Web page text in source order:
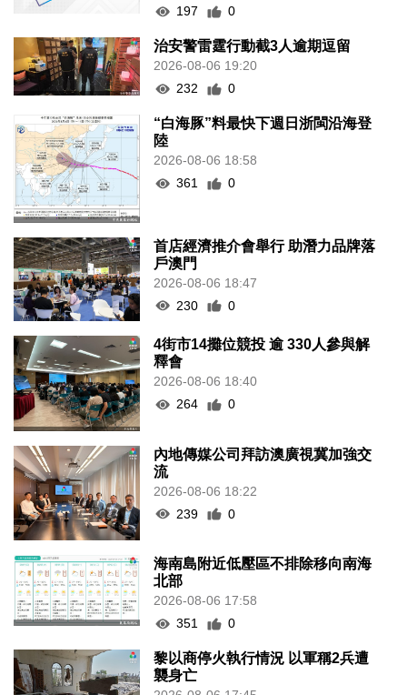
197
0
治安警雷霆行動截3人逾期逗留
2026-08-06 19:20
232
0
“白海豚”料最快下週日浙閩沿海登
陸
2026-08-06 18:58
361
0
首店經濟推介會舉行 助潛力品牌落
戶澳門
2026-08-06 18:47
230
0
4街市14攤位競投 逾 330人參與解
釋會
2026-08-06 18:40
264
0
內地傳媒公司拜訪澳廣視冀加強交
流
2026-08-06 18:22
239
0
海南島附近低壓區不排除移向南海
北部
2026-08-06 17:58
351
0
黎以商停火執行情況 以軍稱2兵遭
襲身亡